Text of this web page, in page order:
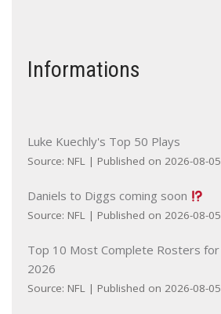
Informations
Luke Kuechly's Top 50 Plays
Source: NFL Published on 2026-08-05
Daniels to Diggs coming soon
Source: NFL Published on 2026-08-05
Top 10 Most Complete Rosters for
2026
Source: NFL Published on 2026-08-05